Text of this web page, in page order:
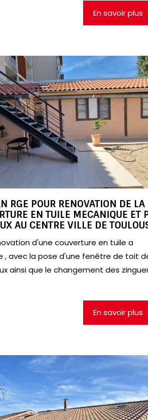
En savoir plus
RGE POUR RENOVATION DE LA
EN TUILE MECANIQUE ET
AU CENTRE VILLE DE
d'une couverture en tuile a
, avec la pose d'une fenêtre de toit
ainsi que le changement des
En savoir plus